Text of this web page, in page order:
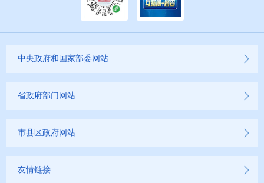
中央政府和国家部委网站
省政府部门网站
市县区政府网站
友情链接